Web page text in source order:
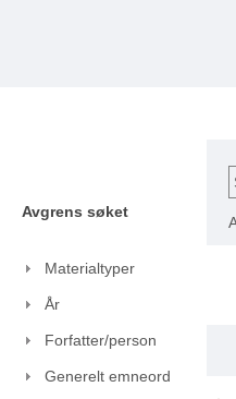
Avgrens søket
Materialtyper
År
Forfatter/person
Generelt emneord